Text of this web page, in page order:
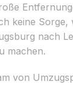
keine Sorge,
nach
machen.
von